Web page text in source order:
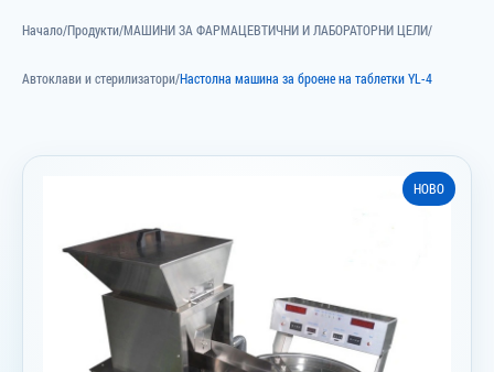
Начало/Продукти/МАШИНИ ЗА ФАРМАЦЕВТИЧНИ И ЛАБОРАТОРНИ ЦЕЛИ/
Автоклави и стерилизатори/Настолна машина за броене на таблетки YL-4
НОВО